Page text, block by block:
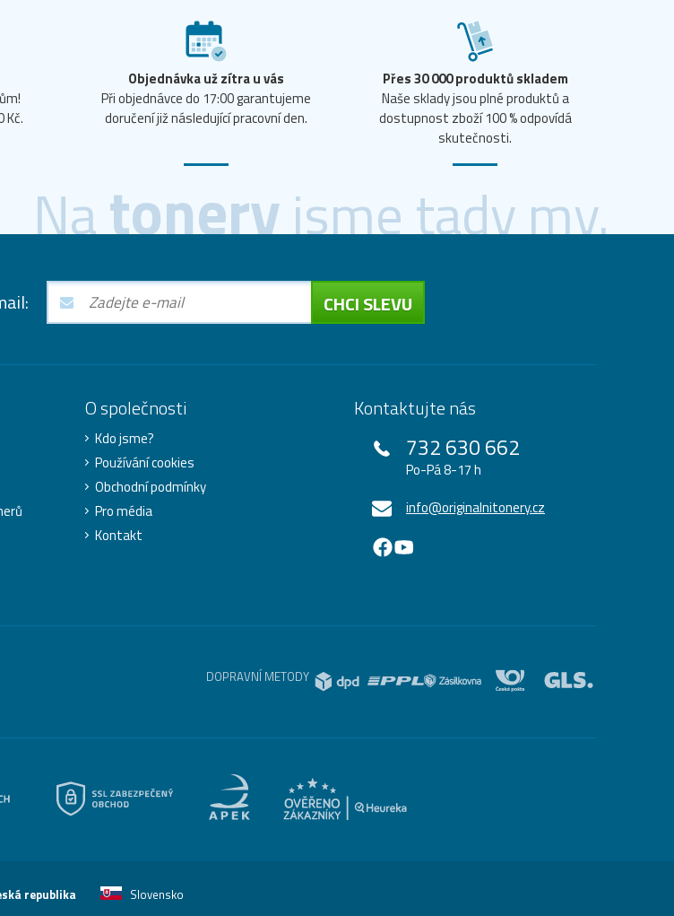
Kč.
Objednávka už zítra u vás
Při objednávce do 17:00 garantujeme
doručení již následující pracovní den.
Přes 30 000 produktů skladem
Naše sklady jsou plné produktů a
dostupnost zboží 100 % odpovídá
skutečnosti.
Natoneryjsme tady my.
CHCI SLEVU
O společnosti
Kdo jsme?
Používání cookies
Obchodní podmínky
Pro média
Kontakt
Kontaktujte nás
732 630 662
Po-Pá 8-17 h
info@originalnitonery.cz
DOPRAVNÍ METODY
republika Slovensko